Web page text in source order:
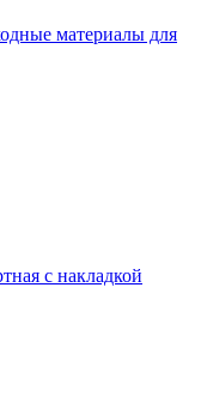
материалы для
с накладкой